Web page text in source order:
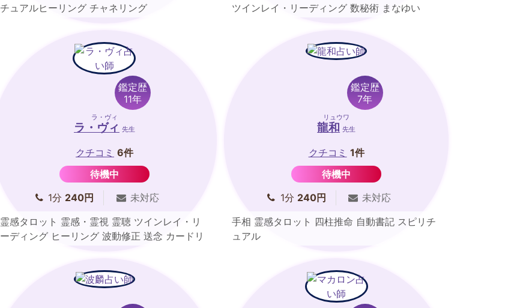
チュアルヒーリング チャネリング
ツインレイ・リーディング 数秘術 まなゆい
鑑定歴
11年
ラ・ヴィ
ラ・ヴィ 先生
クチコミ 6件
待機中
1分 240円
未対応
霊感タロット 霊感・霊視 霊聴 ツインレイ・リ
ーディング ヒーリング 波動修正 送念 カードリ
鑑定歴
7年
リュウワ
龍和 先生
クチコミ 1件
待機中
1分 240円
未対応
手相 霊感タロット 四柱推命 自動書記 スピリチ
ュアル